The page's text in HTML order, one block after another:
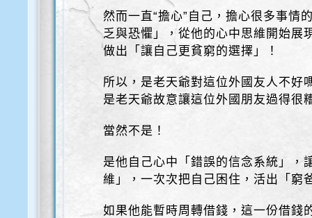
然而一直“擔心”自己，擔心很多事情
乏與恐懼」，從他的心中思維開始展
做出「讓自己更貧窮的選擇」！
所以，是老天爺對這位外國友人不好
是老天爺故意讓這位外國朋友過得很
當然不是！
是他自己心中「錯誤的信念系統」，
維」，一次次把自己困住，活出「窮
如果他能暫時周轉借錢，這一份借錢